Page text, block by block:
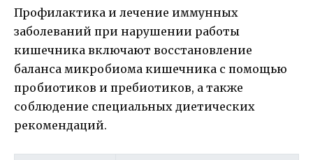
Профилактика и лечение иммунных
заболеваний при нарушении работы
кишечника включают восстановление
баланса микробиома кишечника с помощью
пробиотиков и пребиотиков, а также
соблюдение специальных диетических
рекомендаций.